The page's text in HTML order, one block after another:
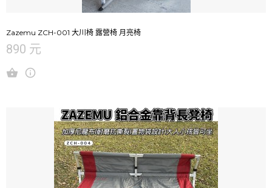
Zazemu ZCH-001 大川椅 露營椅 月亮椅
890 元